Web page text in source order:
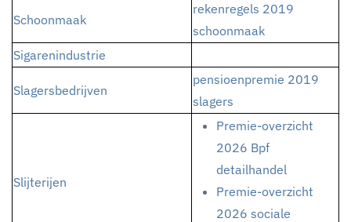
Schoonmaak
rekenregels 2019
schoonmaak
Sigarenindustrie
Slagersbedrijven
pensioenpremie 2019
slagers
Slijterijen
Premie-overzicht
2026 Bpf
detailhandel
Premie-overzicht
2026 sociale